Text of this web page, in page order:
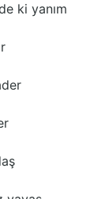
ki yanım